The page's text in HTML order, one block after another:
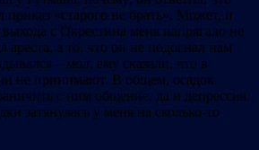
приказ «старого не брать». Может, и
с Окрестина меня напрягало не
ареста, а то, что он не подогнал нам
– мол, ему сказали, что в
не принимают. В общем, осадок
с ним общение, да и депрессия
затянулась у меня на сколько-то